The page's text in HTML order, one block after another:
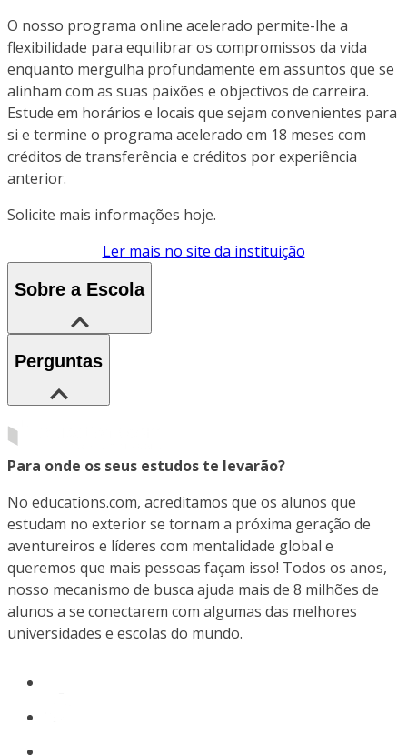
O nosso programa online acelerado permite-lhe a
flexibilidade para equilibrar os compromissos da vida
enquanto mergulha profundamente em assuntos que se
alinham com as suas paixões e objectivos de carreira.
Estude em horários e locais que sejam convenientes para
si e termine o programa acelerado em 18 meses com
créditos de transferência e créditos por experiência
anterior.
Solicite mais informações hoje.
Ler mais no site da instituição
Sobre a Escola
Perguntas
Para onde os seus estudos te levarão?
No educations.com, acreditamos que os alunos que
estudam no exterior se tornam a próxima geração de
aventureiros e líderes com mentalidade global e
queremos que mais pessoas façam isso! Todos os anos,
nosso mecanismo de busca ajuda mais de 8 milhões de
alunos a se conectarem com algumas das melhores
universidades e escolas do mundo.